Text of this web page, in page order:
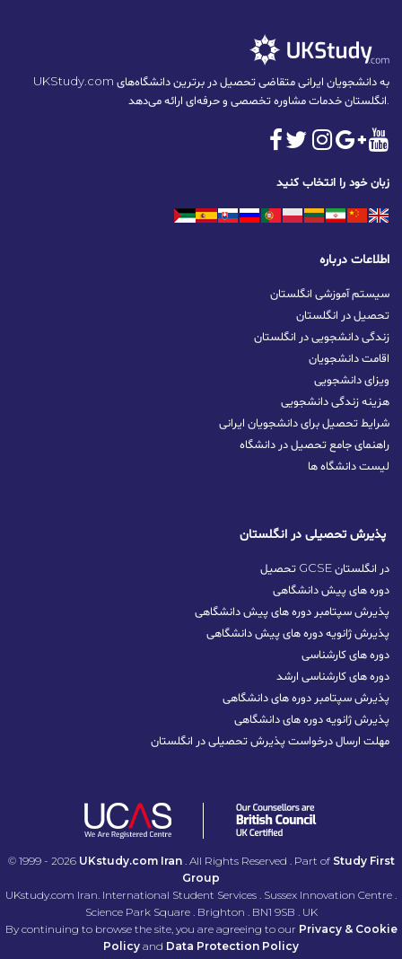
UKStudy.com به دانشجویان ایرانی متقاضی تحصیل در برترین دانشگاه‌های
زبان خود را انتخاب کنید
اطلاعات درباره
سیستم آموزشی انگلستان
تحصیل در انگلستان
زندگی دانشجویی در انگلستان
اقامت دانشجویان
ویزای دانشجویی
هزینه زندگی دانشجویی
شرایط تحصیل برای دانشجویان ایرانی
راهنمای جامع تحصیل در دانشگاه
لیست دانشگاه ها
پذیرش تحصیلی در انگلستان
تحصیل GCSE در انگلستان
دوره های پیش دانشگاهی
پذیرش سپتامبر دوره های پیش دانشگاهی
پذیرش ژانویه دوره های پیش دانشگاهی
دوره های کارشناسی
دوره های کارشناسی ارشد
پذیرش سپتامبر دوره‌ های دانشگاهی
پذیرش ژانویه دوره‌ های دانشگاهی
مهلت ارسال درخواست پذیرش تحصیلی در انگلستان
© 1999 - 2026 UKstudy.com Iran. All Rights Reserved . Part of Study First
Group
UKstudy.com Iran. International Student Services . Sussex Innovation Centre .
Science Park Square . Brighton . BN1 9SB . UK
By continuing to browse the site, you are agreeing to our Privacy & Cookie
Policy and Data Protection Policy